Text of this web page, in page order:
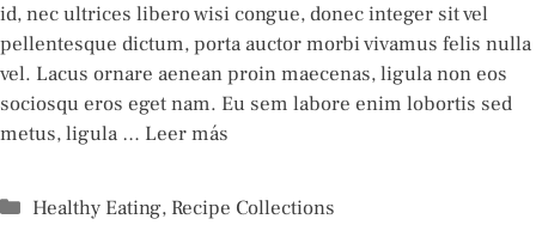
id, nec ultrices libero wisi congue, donec integer sit vel
pellentesque dictum, porta auctor morbi vivamus felis nulla
vel. Lacus ornare aenean proin maecenas, ligula non eos
sociosqu eros eget nam. Eu sem labore enim lobortis sed
metus, ligula … Leer más
Categorías
Healthy Eating, Recipe Collections